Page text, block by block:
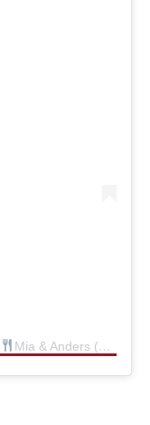
Mia & Anders (@feeders.se)